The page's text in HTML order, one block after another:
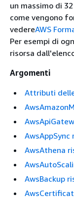
un massimo di
come vengono
vedereAWS
Per esempi di
risorsa
Argomenti
Attributi
AwsAppSync
AwsAthena
AwsBackup